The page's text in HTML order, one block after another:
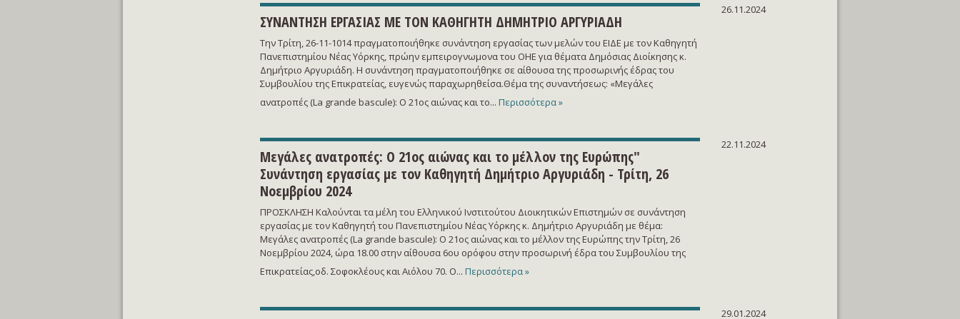
ΣΥΝΑΝΤΗΣΗ ΕΡΓΑΣΙΑΣ ΜΕ ΤΟΝ ΚΑΘΗΓΗΤΗ ΔΗΜΗΤΡΙΟ ΑΡΓΥΡΙΑΔΗ
Την Τρίτη, 26-11-1014 πραγματοποιήθηκε συνάντηση εργασίας των μελών του ΕΙΔΕ με τον Καθηγητή
Πανεπιστημίου Νέας Υόρκης, πρώην εμπειρογνωμονα του ΟΗΕ για θέματα Δημόσιας Διοίκησης κ.
Δημήτριο Αργυριάδη. Η συνάντηση πραγματοποιήθηκε σε αίθουσα της προσωρινής έδρας του
Συμβουλίου της Επικρατείας, ευγενώς παραχωρηθείσα.Θέμα της συναντήσεως: «Μεγάλες
ανατροπές (La grande bascule): O 21ος αιώνας και το... Περισσότερα »
26.11.2024
Μεγάλες ανατροπές: Ο 21ος αιώνας και το μέλλον της Ευρώπης"
Συνάντηση εργασίας με τον Καθηγητή Δημήτριο Αργυριάδη - Τρίτη, 26
Νοεμβρίου 2024
ΠΡΟΣΚΛΗΣΗ Καλούνται τα μέλη του Ελληνικού Ινστιτούτου Διοικητικών Επιστημών σε συνάντηση
εργασίας με τον Καθηγητή του Πανεπιστημίου Νέας Υόρκης κ. Δημήτριο Αργυριάδη με θέμα:
Μεγάλες ανατροπές (La grande bascule): Ο 21ος αιώνας και το μέλλον της Ευρώπης την Τρίτη, 26
Νοεμβρίου 2024, ώρα 18.00 στην αίθουσα 6ου ορόφου στην προσωρινή έδρα του Συμβουλίου της
Επικρατείας,οδ. Σοφοκλέους και Αιόλου 70. Ο... Περισσότερα »
22.11.2024
29.01.2024